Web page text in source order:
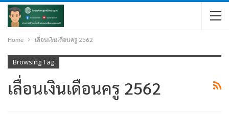
Home เลื่อนเงินเดือนครู 2562
Browsing Tag
เลื่อนเงินเดือนครู 2562